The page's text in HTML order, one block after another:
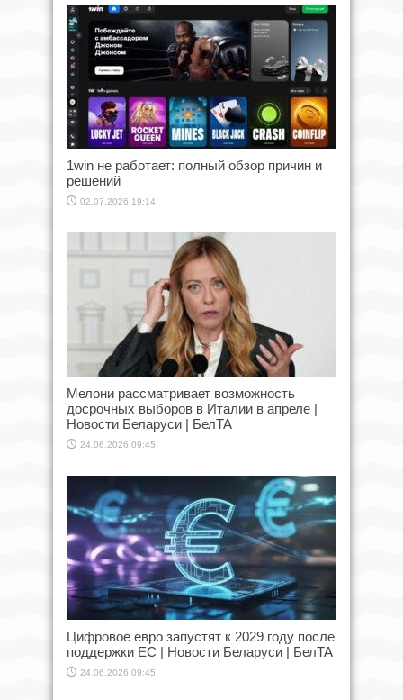
1win не работает: полный обзор причин и
решений
02.07.2026 19:14
Мелони рассматривает возможность
досрочных выборов в Италии в апреле |
Новости Беларуси | БелТА
24.06.2026 09:45
Цифровое евро запустят к 2029 году после
поддержки ЕС | Новости Беларуси | БелТА
24.06.2026 09:45